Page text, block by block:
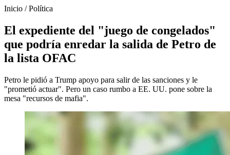
Inicio /Política
El expediente del "juego de congelados"
que podría enredar la salida de Petro de
la lista OFAC
Petro le pidió a Trump apoyo para salir de las sanciones y le
"prometió actuar". Pero un caso rumbo a EE. UU. pone sobre la
mesa "recursos de mafia".